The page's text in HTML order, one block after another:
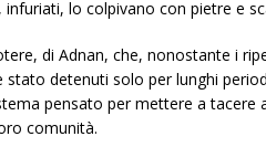
infuriati, lo colpivano con pietre e
di Adnan, che, nonostante i
detenuti solo per lunghi
pensato per mettere a tacere
comunità.